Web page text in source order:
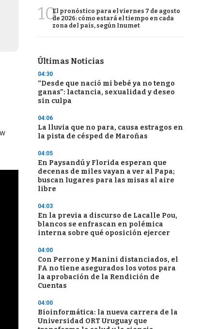
10El pronóstico para el viernes 7 de agosto
de 2026: cómo estará el tiempo en cada
zona del país, según Inumet
Últimas Noticias
04:30
“Desde que nació mi bebé ya no tengo
ganas”: lactancia, sexualidad y deseo
sin culpa
04:06
La lluvia que no para, causa estragos en
la pista de césped de Maroñas
04:05
En Paysandú y Florida esperan que
decenas de miles vayan a ver al Papa;
buscan lugares para las misas al aire
libre
04:03
En la previa a discurso de Lacalle Pou,
blancos se enfrascan en polémica
interna sobre qué oposición ejercer
04:00
Con Perrone y Manini distanciados, el
FA no tiene asegurados los votos para
la aprobación de la Rendición de
Cuentas
04:00
Bioinformática: la nueva carrera de la
Universidad ORT Uruguay que